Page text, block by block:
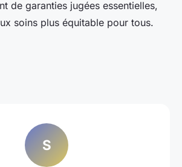
de garanties jugées essentielles,
soins plus équitable pour tous.
S